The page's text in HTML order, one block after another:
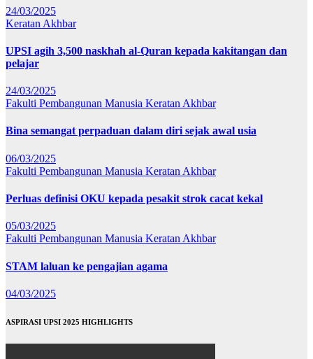
24/03/2025
Keratan Akhbar
UPSI agih 3,500 naskhah al-Quran kepada kakitangan dan
pelajar
24/03/2025
Fakulti Pembangunan Manusia Keratan Akhbar
Bina semangat perpaduan dalam diri sejak awal usia
06/03/2025
Fakulti Pembangunan Manusia Keratan Akhbar
Perluas definisi OKU kepada pesakit strok cacat kekal
05/03/2025
Fakulti Pembangunan Manusia Keratan Akhbar
STAM laluan ke pengajian agama
04/03/2025
ASPIRASI UPSI 2025 HIGHLIGHTS